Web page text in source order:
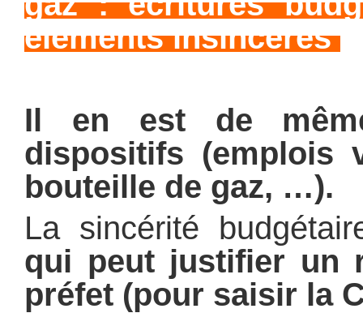
éléments insincères
Il en est de
dispositifs (emplois
bouteille de gaz, …).
La sincérité
qui peut justifier un
préfet (pour saisir la